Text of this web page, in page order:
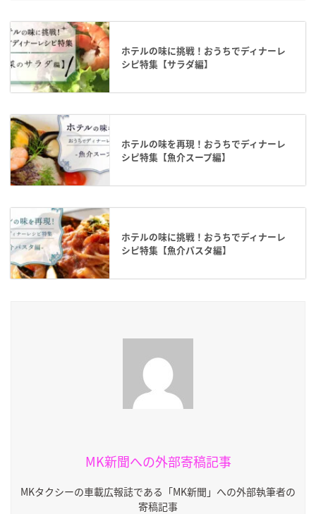
ホテルの味に挑戦！おうちでディナーレ
シピ特集【サラダ編】
ホテルの味を再現！おうちでディナーレ
シピ特集【魚介スープ編】
ホテルの味に挑戦！おうちでディナーレ
シピ特集【魚介パスタ編】
MK新聞への外部寄稿記事
MKタクシーの車載広報誌である「MK新聞」への外部執筆者の
寄稿記事